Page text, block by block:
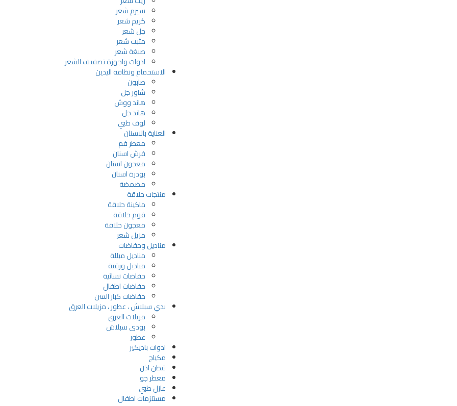
سيرم شعر
كريم شعر
جل شعر
مثبت شعر
صبغة شعر
ادوات واجهزة تصفيف الشعر
الاستحمام ونظافة اليدين
صابون
شاور جل
هاند ووش
هاند جل
لوف طبي
العناية بالاسنان
معطر فم
فرش اسنان
معجون اسنان
بودرة اسنان
مضمضة
منتجات حلاقة
ماكينة حلاقة
فوم حلاقة
معجون حلاقة
مزيل شعر
مناديل وحفاضات
مناديل مبللة
مناديل ورقية
حفاضات نسائية
حفاضات اطفال
حفاضات كبار السن
بدي سبلاش ، عطور ، مزيلات العرق
مزيلات العرق
بودى سبلاش
عطور
ادوات باديكير
مكياج
قطن اذن
معطر جو
عازل طبي
مستلزمات اطفال